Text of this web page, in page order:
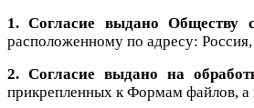
1. Согласие выдано Обществу
расположенному по адресу: Россия,
2. Согласие выдано на
прикрепленных к Формам файлов,